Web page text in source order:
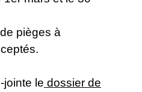
pièges à
jointe le dossier de